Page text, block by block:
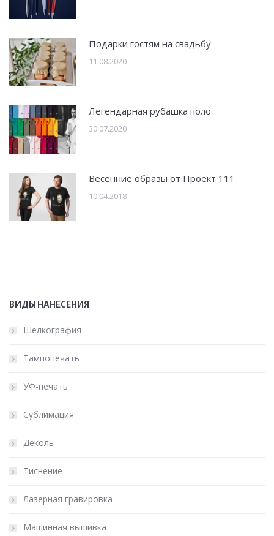
Подарки гостям на свадьбу
11.08.2020
Легендарная рубашка поло
30.07.2020
Весенние образы от Проект 111
10.04.2018
ВИДЫ НАНЕСЕНИЯ
Шелкография
Тампопечать
УФ-печать
Сублимация
Деколь
Тиснение
Лазерная гравировка
Машинная вышивка